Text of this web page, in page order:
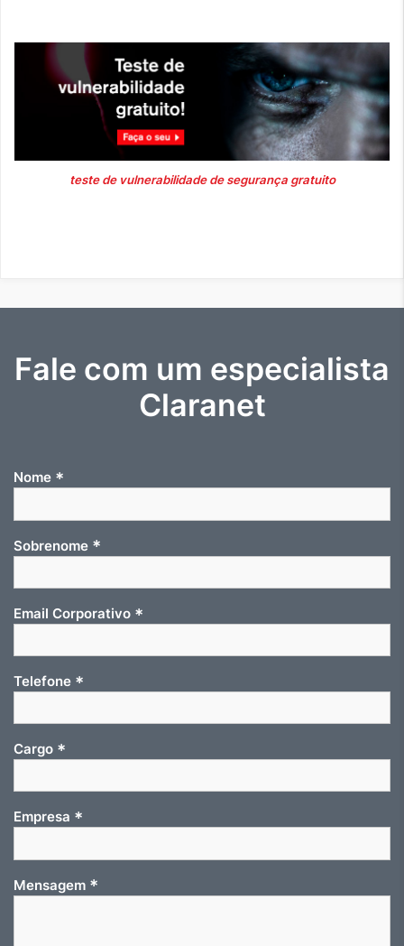
teste de vulnerabilidade de segurança gratuito
Fale com um especialista
Claranet
Nome *
Sobrenome *
Email Corporativo *
Telefone *
Cargo *
Empresa *
Mensagem *